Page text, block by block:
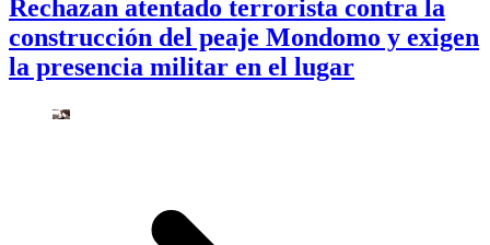
Rechazan atentado terrorista contra la
construcción del peaje Mondomo y exigen
la presencia militar en el lugar